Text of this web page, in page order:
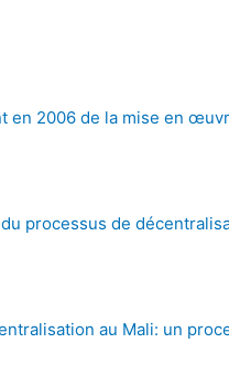
en 2006 de la mise en
du processus de
au Mali: un